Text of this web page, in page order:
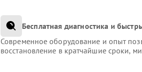
Бесплатная диагностика и
Современное оборудование и опыт
восстановление в кратчайшие сроки,